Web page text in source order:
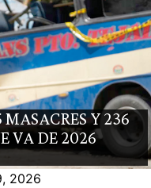
Y 236
VA DE 2026
2026